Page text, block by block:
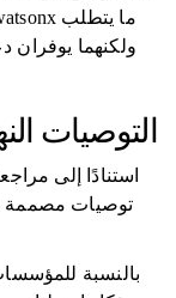
ولكنهما
التوصيات
استنادًا إلى
توصيات مصممة
بالنسبة